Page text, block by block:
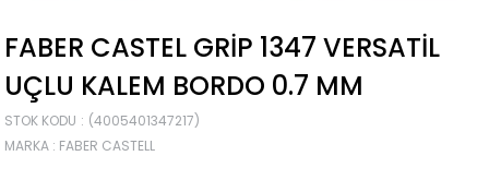
FABER CASTEL GRIP 1347 VERSATIL
UÇLU KALEM BORDO 0.7 MM
STOK KODU
(4005401347217)
MARKA : FABER CASTELL